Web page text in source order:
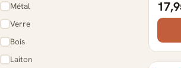
Métal
Verre
Bois
Laiton